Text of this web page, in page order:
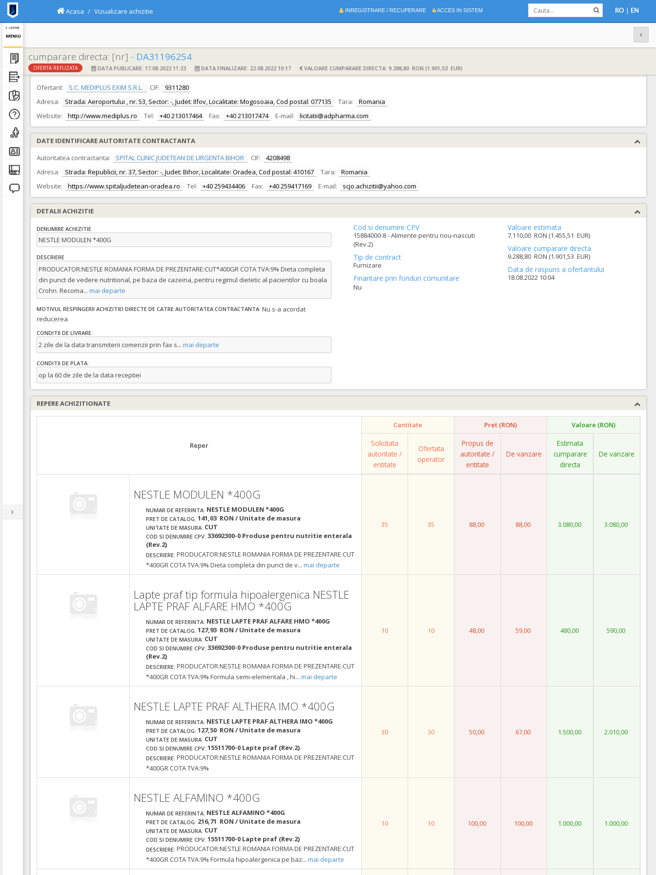
E - LICITATIE
MENIU
INREGISTRARE / RECUPERARE ACCES IN SISTEM RO | EN
Acasa Vizualizare achizitie
cumparare directa: [nr] - DA31196254
OFERTA REFUZATA DATA PUBLICARE: 17.08.2022 11:23 DATA FINALIZARE: 22.08.2022 10:17 VALOARE CUMPARARE DIRECTA: 9.288,80 RON (1.901,53 EUR)
DATE IDENTIFICARE OFERTANT
Ofertant:
S.C. MEDIPLUS EXIM S.R.L. CIF:
9311280
Adresa:
Strada: Aeroportului , nr. 53, Sector: -, Judet: Ilfov, Localitate: Mogosoaia, Cod postal: 077135 Tara:
Romania
Website:
http://www.mediplus.ro Tel: +40 213017464 Fax: +40 213017474 E-mail: licitatii@adpharma.com
DATE IDENTIFICARE AUTORITATE CONTRACTANTA
Autoritatea contractanta:
SPITAL CLINIC JUDETEAN DE URGENTA BIHOR CIF:
4208498
Adresa:
Strada: Republicii, nr. 37, Sector: -, Judet: Bihor, Localitate: Oradea, Cod postal: 410167 Tara:
Romania
Website:
https://www.spitaljudetean-oradea.ro Tel: +40 259434406 Fax: +40 259417169 E-mail: scjo.achizitii@yahoo.com
DETALII ACHIZITIE
DENUMIRE ACHIZITIE
NESTLE MODULEN *400G
DESCRIERE
PRODUCATOR:NESTLE ROMANIA FORMA DE PREZENTARE:CUT*400GR COTA TVA:9% Dieta completa
din punct de vedere nutritional, pe baza de cazeina, pentru regimul dietetic al pacientilor cu boala
Crohn. Recoma... mai departe
MOTIVUL RESPINGERII ACHIZITIEI DIRECTE DE CATRE AUTORITATEA CONTRACTANTA: Nu s-a acordat
reducerea
CONDITII DE LIVRARE:
2 zile de la data transmiterii comenzii prin fax s... mai departe
CONDITII DE PLATA:
op la 60 de zile de la data receptiei
Cod si denumire CPV
15884000-8 - Alimente pentru nou-nascuti
(Rev.2)
Tip de contract
Furnizare
Finantare prin fonduri comunitare
Nu
Valoare estimata
7.110,00 RON (1.455,51 EUR)
Valoare cumparare directa
9.288,80 RON (1.901,53 EUR)
Data de raspuns a ofertantului
18.08.2022 10:04
REPERE ACHIZITIONATE
Reper
Cantitate Pret (RON) Valoare (RON)
Solicitata
autoritate /
entitate
Ofertata
operator
Propus de
autoritate /
entitate
De vanzare
Estimata
cumparare
directa
De vanzare
NESTLE MODULEN *400G
NUMAR DE REFERINTA: NESTLE MODULEN *400G
PRET DE CATALOG: 141,03 RON / Unitate de masura
UNITATE DE MASURA: CUT
COD SI DENUMIRE CPV: 33692300-0 Produse pentru nutritie enterala
(Rev.2)
DESCRIERE: PRODUCATOR:NESTLE ROMANIA FORMA DE PREZENTARE:CUT
*400GR COTA TVA:9% Dieta completa din punct de v... mai departe
35 35 88,00 88,00 3.080,00 3.080,00
Lapte praf tip formula hipoalergenica NESTLE
LAPTE PRAF ALFARE HMO *400G
NUMAR DE REFERINTA: NESTLE LAPTE PRAF ALFARE HMO *400G
PRET DE CATALOG: 127,93 RON / Unitate de masura
UNITATE DE MASURA: CUT
COD SI DENUMIRE CPV: 33692300-0 Produse pentru nutritie enterala
(Rev.2)
DESCRIERE: PRODUCATOR:NESTLE ROMANIA FORMA DE PREZENTARE:CUT
*400GR COTA TVA:9% Formula semi-elementala , hi... mai departe
10 10 48,00 59,00 480,00 590,00
NESTLE LAPTE PRAF ALTHERA IMO *400G
NUMAR DE REFERINTA: NESTLE LAPTE PRAF ALTHERA IMO *400G
PRET DE CATALOG: 127,50 RON / Unitate de masura
UNITATE DE MASURA: CUT
COD SI DENUMIRE CPV: 15511700-0 Lapte praf (Rev.2)
DESCRIERE: PRODUCATOR:NESTLE ROMANIA FORMA DE PREZENTARE:CUT
*400GR COTA TVA:9%
30 30 50,00 67,00 1.500,00 2.010,00
NESTLE ALFAMINO *400G
NUMAR DE REFERINTA: NESTLE ALFAMINO *400G
PRET DE CATALOG: 216,71 RON / Unitate de masura
UNITATE DE MASURA: CUT
COD SI DENUMIRE CPV: 15511700-0 Lapte praf (Rev.2)
DESCRIERE: PRODUCATOR:NESTLE ROMANIA FORMA DE PREZENTARE:CUT
*400GR COTA TVA:9% Formula hipoalergenica pe baz... mai departe
10 10 100,00 100,00 1.000,00 1.000,00